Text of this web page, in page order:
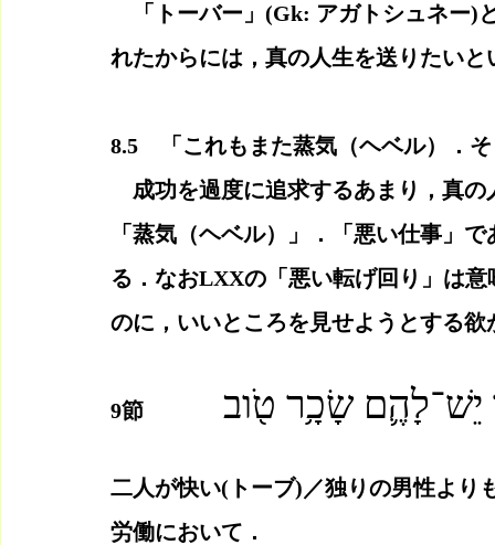
「トーバー」(Gk: アガトシュネー)
れたからには，真の人生を送りたい
8.5　「これもまた蒸気（ヘベル）．
成功を過度に追求するあまり，真の
「蒸気（ヘベル）」．「悪い仕事」
る．なおLXXの「悪い転げ回り」は
のに，いいところを見せようとする欲
9節
שָׂכָ֥ר טֹ֖וב
二人が快い(トーブ)／独りの男性より
労働において．